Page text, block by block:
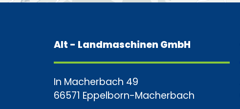
Alt - Landmaschinen GmbH
In Macherbach 49
66571 Eppelborn-Macherbach